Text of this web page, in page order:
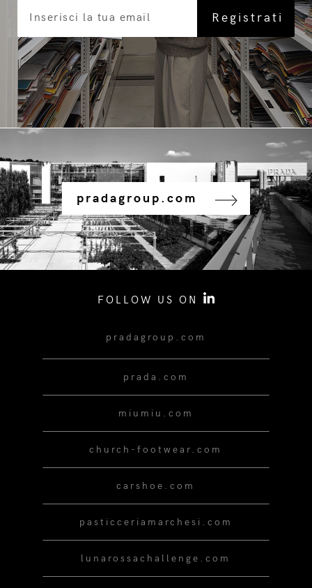
pradagroup.com
FOLLOW US ON
pradagroup.com
prada.com
miumiu.com
church-footwear.com
carshoe.com
pasticceriamarchesi.com
lunarossachallenge.com